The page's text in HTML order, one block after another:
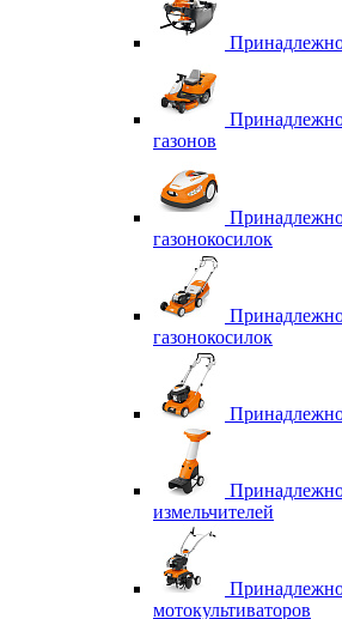
газонов
газонокосилок
газонокосилок
измельчителей
мотокультиваторов